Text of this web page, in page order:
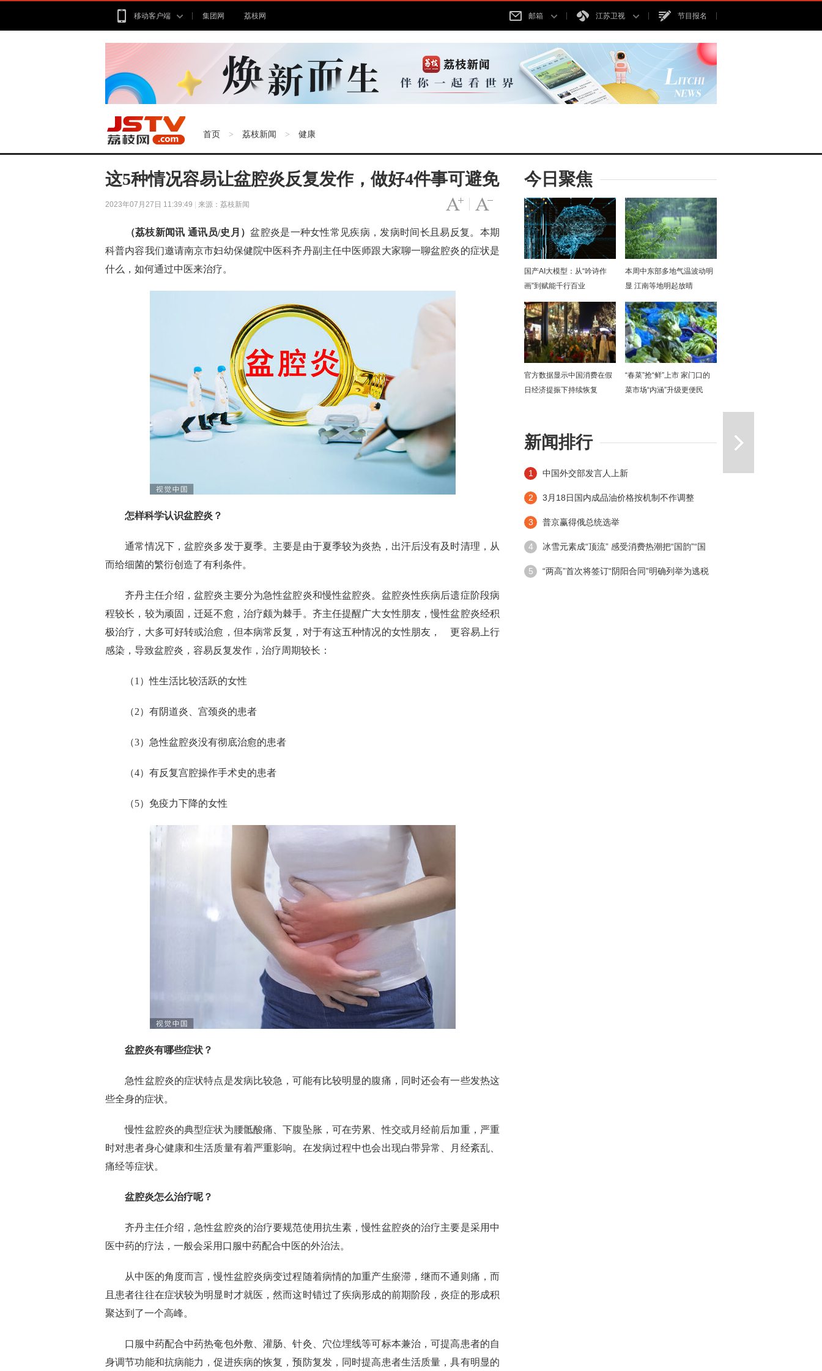
移动客户端 集团网 荔枝网 邮箱 江苏卫视 节目报名
首页 > 荔枝新闻 > 健康
这5种情况容易让盆腔炎反复发作，做好4件事可避免
2023年07月27日 11:39:49 来源：荔枝新闻 字号变小
（荔枝新闻讯 通讯员/史月）盆腔炎是一种女性常见疾病，发病时间长且易反复。本期
科普内容我们邀请南京市妇幼保健院中医科齐丹副主任中医师跟大家聊一聊盆腔炎的症状是
什么，如何通过中医来治疗。
怎样科学认识盆腔炎？
通常情况下，盆腔炎多发于夏季。主要是由于夏季较为炎热，出汗后没有及时清理，从
而给细菌的繁衍创造了有利条件。
齐丹主任介绍，盆腔炎主要分为急性盆腔炎和慢性盆腔炎。盆腔炎性疾病后遗症阶段病
程较长，较为顽固，迁延不愈，治疗颇为棘手。齐主任提醒广大女性朋友，慢性盆腔炎经积
极治疗，大多可好转或治愈，但本病常反复，对于有这五种情况的女性朋友，
更容易上行
感染，导致盆腔炎，容易反复发作，治疗周期较长：
（1）性生活比较活跃的女性
（2）有阴道炎、宫颈炎的患者
（3）急性盆腔炎没有彻底治愈的患者
（4）有反复宫腔操作手术史的患者
（5）免疫力下降的女性
盆腔炎有哪些症状？
急性盆腔炎的症状特点是发病比较急，可能有比较明显的腹痛，同时还会有一些发热这
些全身的症状。
慢性盆腔炎的典型症状为腰骶酸痛、下腹坠胀，可在劳累、性交或月经前后加重，严重
时对患者身心健康和生活质量有着严重影响。在发病过程中也会出现白带异常、月经紊乱、
痛经等症状。
盆腔炎怎么治疗呢？
齐丹主任介绍，急性盆腔炎的治疗要规范使用抗生素，慢性盆腔炎的治疗主要是采用中
医中药的疗法，一般会采用口服中药配合中医的外治法。
从中医的角度而言，慢性盆腔炎病变过程随着病情的加重产生瘀滞，继而不通则痛，而
且患者往往在症状较为明显时才就医，然而这时错过了疾病形成的前期阶段，炎症的形成积
聚达到了一个高峰。
口服中药配合中药热奄包外敷、灌肠、针灸、穴位埋线等可标本兼治，可提高患者的自
身调节功能和抗病能力，促进疾病的恢复，预防复发，同时提高患者生活质量，具有明显的
今日聚焦
国产AI大模型：从“吟诗作
画”到赋能千行百业
本周中东部多地气温波动明
显 江南等地明起放晴
官方数据显示中国消费在假
日经济提振下持续恢复
“春菜”抢“鲜”上市 家门口的
菜市场“内涵”升级更便民
新闻排行
1 中国外交部发言人上新
2 3月18日国内成品油价格按机制不作调整
3 普京赢得俄总统选举
4 冰雪元素成“顶流” 感受消费热潮把“国韵”“国
潮”带回家
5 “两高”首次将签订“阴阳合同”明确列举为逃税